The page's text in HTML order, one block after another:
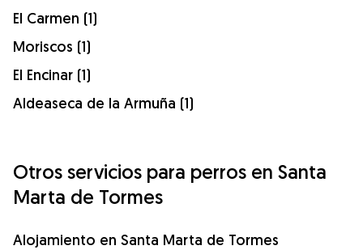
El Carmen (1)
Moriscos (1)
El Encinar (1)
Aldeaseca de la Armuña (1)
Otros servicios para perros en Santa
Marta de Tormes
Alojamiento en Santa Marta de Tormes